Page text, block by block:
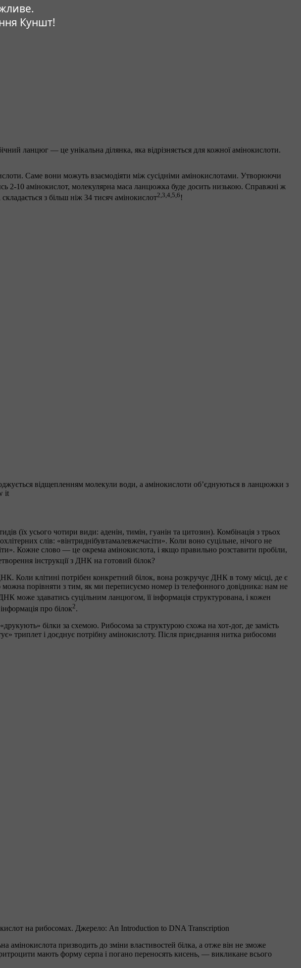
Куншт!
ланцюг — це унікальна ділянка, яка відрізняється для кожної амінокислоти.
Саме вони можуть взаємодіяти між сусідніми амінокислотами. Утворюючи
2-10 амінокислот, молекулярна маса ланцюжка буде досить низькою. Справжні ж
з більш ніж 34 тисяч амінокислот2,3,4,5,6 !
відщепленням молекули води, а амінокислоти об’єднуються в ланцюжки з
it
(їх усього чотири види: аденін, тимін, гуанін та цитозин). Комбінація з трьох
слів: «вінтриднібувтамалевжечасіти». Коли воно суцільне, нічого не
Кожне слово — це окрема амінокислота, і якщо правильно розставити пробіли,
інструкції з ДНК на готовий білок?
Коли клітині потрібен конкретний білок, вона розкручує ДНК в тому місці, де є
порівняти з тим, як ми переписуємо номер із телефонного довідника: нам не
може здаватись суцільним ланцюгом, її інформація структурована, і кожен
про білок2.
білки за схемою. Рибосома за структурою схожа на хот-дог, де замість
триплет і доєднує потрібну амінокислоту. Після приєднання нитка рибосоми
на рибосомах. Джерело: An Introduction to DNA Transcription
амінокислота призводить до зміни властивостей білка, а отже він не зможе
мають форму серпа і погано переносять кисень, — викликане всього